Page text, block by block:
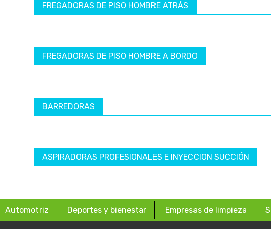
FREGADORAS DE PISO HOMBRE ATRÁS
FREGADORAS DE PISO HOMBRE A BORDO
BARREDORAS
ASPIRADORAS PROFESIONALES E INYECCION SUCCIÓN
Automotriz Deportes y bienestar Empresas de limpieza